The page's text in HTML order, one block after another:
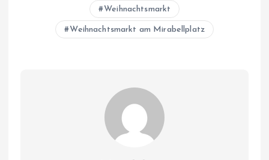
Weihnachtsmarkt
Weihnachtsmarkt am Mirabellplatz